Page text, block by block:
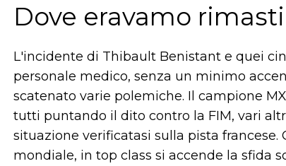
Dove eravamo rimasti
L'incidente di Thibault Benistant e quei
personale medico, senza un minimo
scatenato varie polemiche. Il campione
tutti puntando il dito contro la FIM, vari
situazione verificatasi sulla pista
mondiale, in top class si accende la sfida